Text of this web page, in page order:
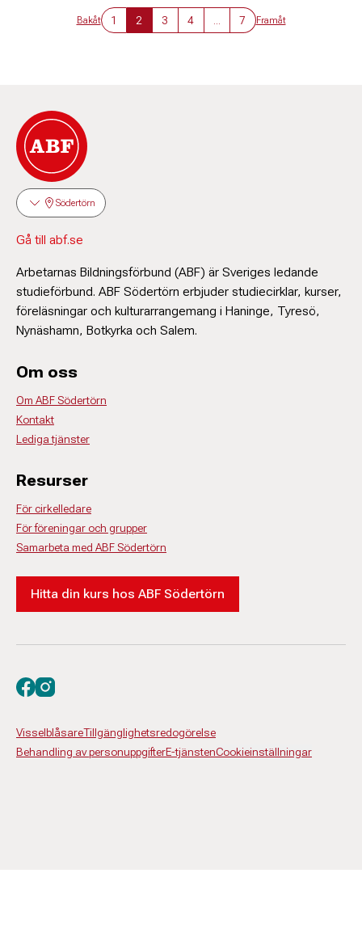
Bakåt 1 2 3 4 7 Framåt
Södertörn
Gå till abf.se
Arbetarnas Bildningsförbund (ABF) är Sveriges ledande
studieförbund. ABF Södertörn erbjuder studiecirklar, kurser,
föreläsningar och kulturarrangemang i Haninge, Tyresö,
Nynäshamn, Botkyrka och Salem.
Om oss
Om ABF Södertörn
Kontakt
Lediga tjänster
Resurser
För cirkelledare
För föreningar och grupper
Samarbeta med ABF Södertörn
Hitta din kurs hos ABF Södertörn
VisselblåsareTillgänglighetsredogörelse
Behandling av personuppgifterE-tjänstenCookieinställningar
Besök oss på facebook
Besök oss på instagram